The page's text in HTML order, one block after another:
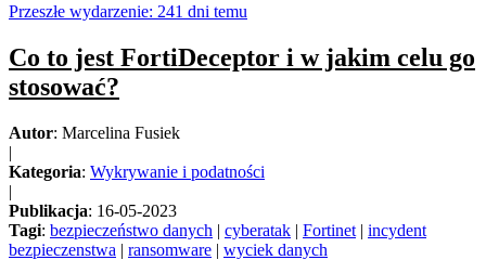
Przeszłe wydarzenie: 241 dni temu
Co to jest FortiDeceptor i w jakim celu go
stosować?
Autor: Marcelina Fusiek
|
Kategoria: Wykrywanie i podatności
|
Publikacja: 16-05-2023
Tagi: bezpieczeństwo danych | cyberatak | Fortinet | incydent
bezpieczenstwa | ransomware | wyciek danych